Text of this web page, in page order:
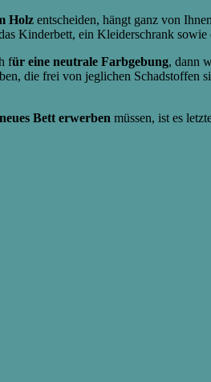
Holz entscheiden, hängt ganz von
Kinderbett, ein Kleiderschrank
für eine neutrale Farbgebung, dann
die frei von jeglichen Schadstoffen
Bett erwerben müssen, ist es